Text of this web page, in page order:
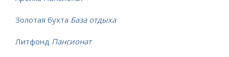
Золотая бухта База отдыха
Литфонд Пансионат